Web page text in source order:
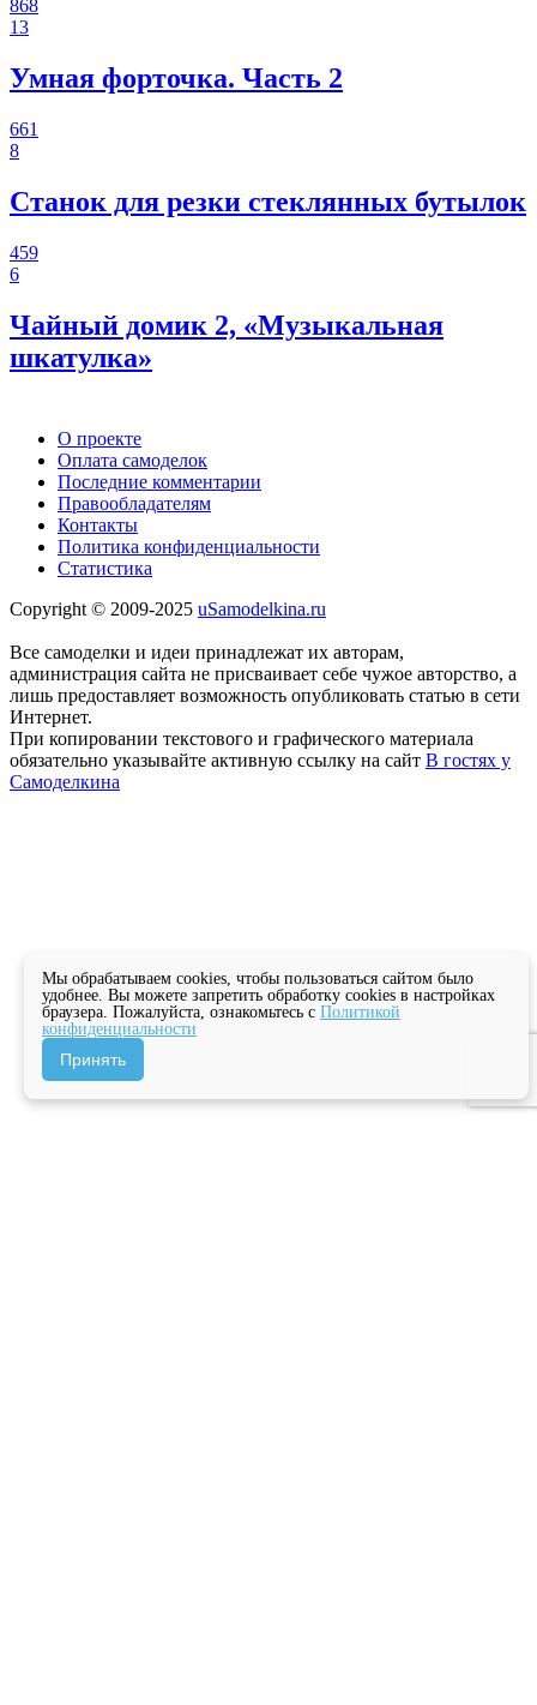
868
13
Умная форточка. Часть 2
661
8
Станок для резки стеклянных бутылок
459
6
Чайный домик 2, «Музыкальная
шкатулка»
О проекте
Оплата самоделок
Последние комментарии
Правообладателям
Контакты
Политика конфиденциальности
Статистика
Copyright © 2009-2025 uSamodelkina.ru
Все самоделки и идеи принадлежат их авторам,
администрация сайта не присваивает себе чужое авторство, а
лишь предоставляет возможность опубликовать статью в сети
Интернет.
При копировании текстового и графического материала
обязательно указывайте активную ссылку на сайт В гостях у
Самоделкина
Мы обрабатываем cookies, чтобы пользоваться сайтом было
удобнее. Вы можете запретить обработку cookies в настройках
браузера. Пожалуйста, ознакомьтесь с Политикой
конфиденциальности
Принять